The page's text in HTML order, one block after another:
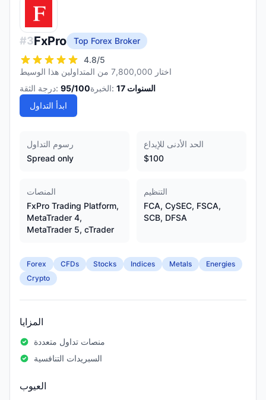
#3FxPro
Top Forex Broker
4.8/5
اختار 7,800,000 من المتداولين هذا الوسيط
درجة الثقة: 95/100 الخبرة: 17 السنوات
ابدأ التداول
رسوم التداول
Spread only
الحد الأدنى للإيداع
$100
المنصات
FxPro Trading Platform,
MetaTrader 4,
MetaTrader 5, cTrader
التنظيم
FCA, CySEC, FSCA,
SCB, DFSA
Forex CFDs Stocks Indices Metals
Energies
Crypto
المزايا
منصات تداول متعددة
السبريدات التنافسية
العيوب